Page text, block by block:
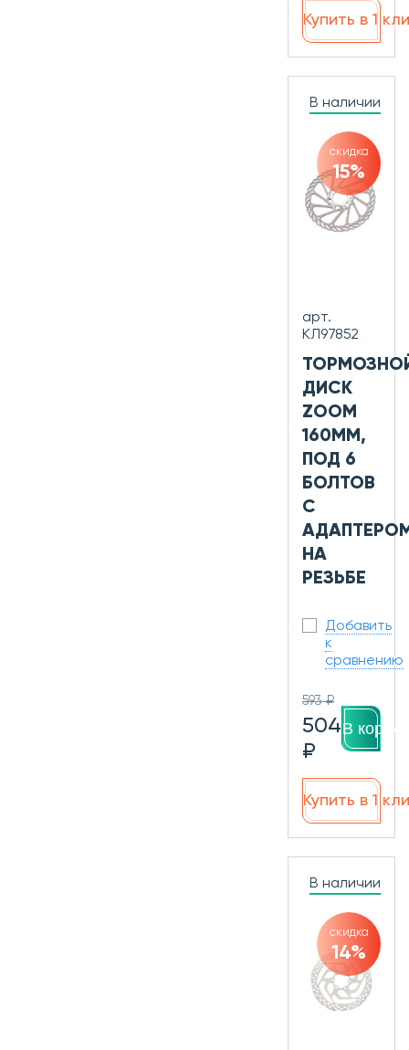
Купить в 1
В наличии
скидка
15%
арт.
КЛ97852
ДИСК
ZOOM
160ММ,
ПОД 6
БОЛТОВ
С
НА
РЕЗЬБЕ
Добавить
к
сравнению
593 ₽
504
₽
В
Купить в 1
В наличии
скидка
14%